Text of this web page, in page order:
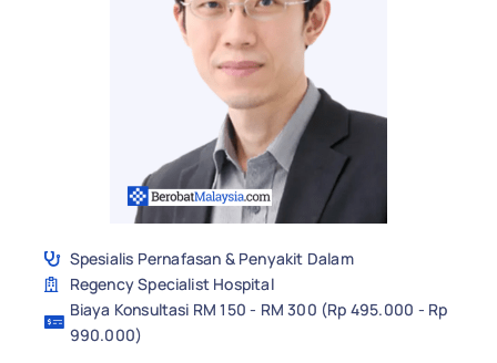
Spesialis Pernafasan & Penyakit Dalam
Regency Specialist Hospital
Biaya Konsultasi RM 150 - RM 300 (Rp 495.000 - Rp
990.000)